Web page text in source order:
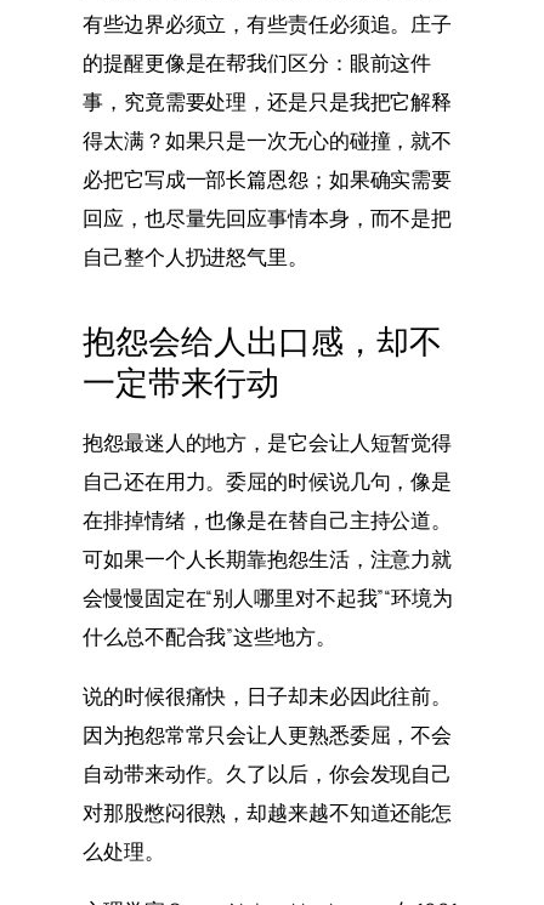
有些边界必须立，有些责任必须追。庄子
的提醒更像是在帮我们区分：眼前这件
事，究竟需要处理，还是只是我把它解释
得太满？如果只是一次无心的碰撞，就不
必把它写成一部长篇恩怨；如果确实需要
回应，也尽量先回应事情本身，而不是把
自己整个人扔进怒气里。
抱怨会给人出口感，却不
一定带来行动
抱怨最迷人的地方，是它会让人短暂觉得
自己还在用力。委屈的时候说几句，像是
在排掉情绪，也像是在替自己主持公道。
可如果一个人长期靠抱怨生活，注意力就
会慢慢固定在“别人哪里对不起我”“环境为
什么总不配合我”这些地方。
说的时候很痛快，日子却未必因此往前。
因为抱怨常常只会让人更熟悉委屈，不会
自动带来动作。久了以后，你会发现自己
对那股憋闷很熟，却越来越不知道还能怎
么处理。